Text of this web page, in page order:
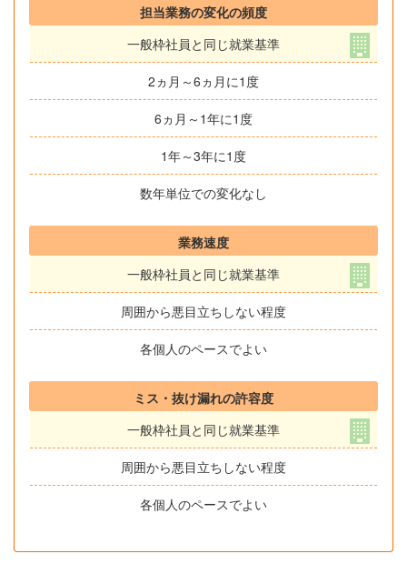
担当業務の変化の頻度
一般枠社員と同じ就業基準
2ヵ月～6ヵ月に1度
6ヵ月～1年に1度
1年～3年に1度
数年単位での変化なし
業務速度
一般枠社員と同じ就業基準
周囲から悪目立ちしない程度
各個人のペースでよい
ミス・抜け漏れの許容度
一般枠社員と同じ就業基準
周囲から悪目立ちしない程度
各個人のペースでよい